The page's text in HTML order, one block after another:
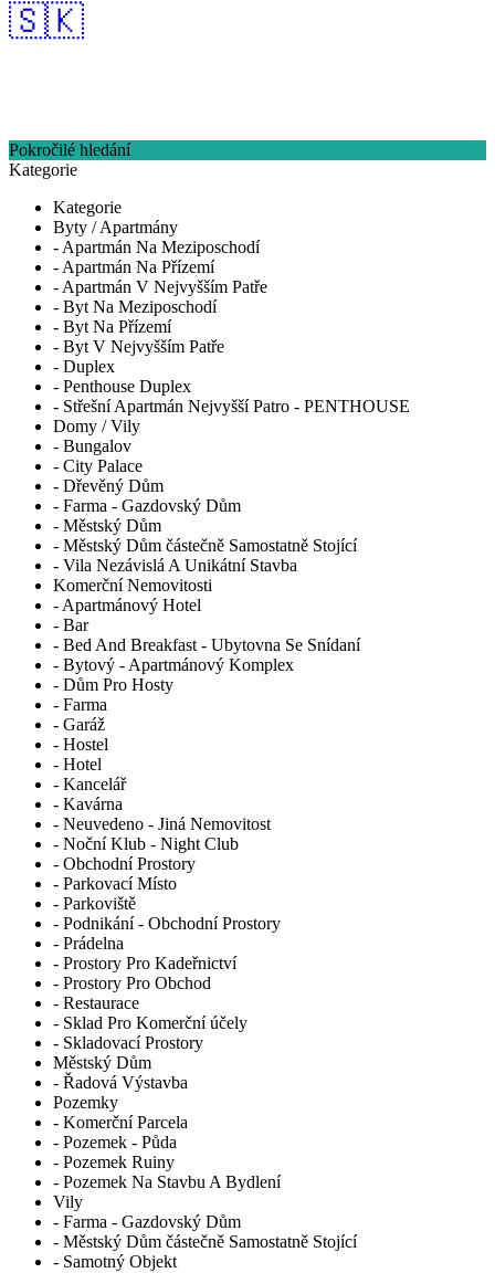
🇸🇰
Pokročilé hledání
Kategorie
Kategorie
Byty / Apartmány
- Apartmán Na Meziposchodí
- Apartmán Na Přízemí
- Apartmán V Nejvyšším Patře
- Byt Na Meziposchodí
- Byt Na Přízemí
- Byt V Nejvyšším Patře
- Duplex
- Penthouse Duplex
- Střešní Apartmán Nejvyšší Patro - PENTHOUSE
Domy / Vily
- Bungalov
- City Palace
- Dřevěný Dům
- Farma - Gazdovský Dům
- Městský Dům
- Městský Dům částečně Samostatně Stojící
- Vila Nezávislá A Unikátní Stavba
Komerční Nemovitosti
- Apartmánový Hotel
- Bar
- Bed And Breakfast - Ubytovna Se Snídaní
- Bytový - Apartmánový Komplex
- Dům Pro Hosty
- Farma
- Garáž
- Hostel
- Hotel
- Kancelář
- Kavárna
- Neuvedeno - Jiná Nemovitost
- Noční Klub - Night Club
- Obchodní Prostory
- Parkovací Místo
- Parkoviště
- Podnikání - Obchodní Prostory
- Prádelna
- Prostory Pro Kadeřnictví
- Prostory Pro Obchod
- Restaurace
- Sklad Pro Komerční účely
- Skladovací Prostory
Městský Dům
- Řadová Výstavba
Pozemky
- Komerční Parcela
- Pozemek - Půda
- Pozemek Ruiny
- Pozemek Na Stavbu A Bydlení
Vily
- Farma - Gazdovský Dům
- Městský Dům částečně Samostatně Stojící
- Samotný Objekt